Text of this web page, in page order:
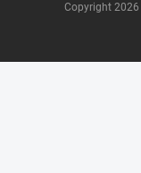
Copyright 2026